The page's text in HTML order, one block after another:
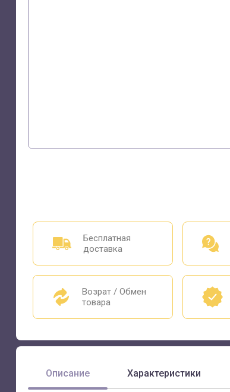
Бесплатная
доставка
Возрат / Обмен
товара
Описание Характеристики